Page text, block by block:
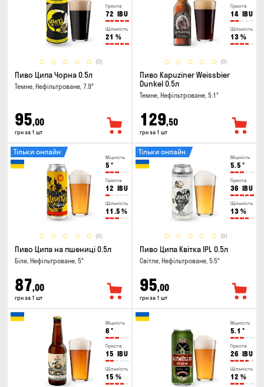
Гіркота
72 IBU
Щільність
21 %
(0)
Пиво Ципа Чорна 0.5л
Темне, Нефільтроване, 7.9°
95,00
грн за 1 шт
Гіркота
14 IBU
Щільність
13 %
(0)
Пиво Kapuziner Weissbier
Dunkel 0.5л
Темне, Нефільтроване, 5.1°
129,50
грн за 1 шт
Міцність
5 °
Гіркота
12 IBU
Щільність
11.5 %
(0)
Тільки онлайн
Пиво Ципа на пшениці 0.5л
Біле, Нефільтроване, 5°
87,00
грн за 1 шт
Міцність
5.5 °
Гіркота
36 IBU
Щільність
13 %
(0)
Тільки онлайн
Пиво Ципа Квітка IPL 0.5л
Світле, Нефільтроване, 5.5°
95,00
грн за 1 шт
Міцність
6 °
Гіркота
15 IBU
Щільність
15 %
Міцність
5.1 °
Гіркота
26 IBU
Щільність
12 %